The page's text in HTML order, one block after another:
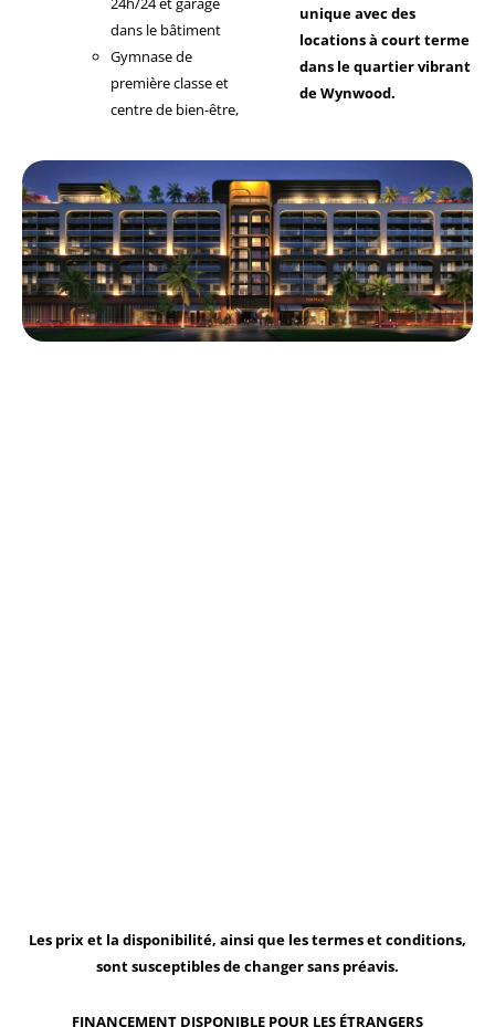
dans le bâtiment
Gymnase de
première classe et
centre de bien-être,
unique avec des
locations à court terme
dans le quartier vibrant
de Wynwood.
Les prix et la disponibilité, ainsi que les termes et conditions,
sont susceptibles de changer sans préavis.
FINANCEMENT DISPONIBLE POUR LES ÉTRANGERS